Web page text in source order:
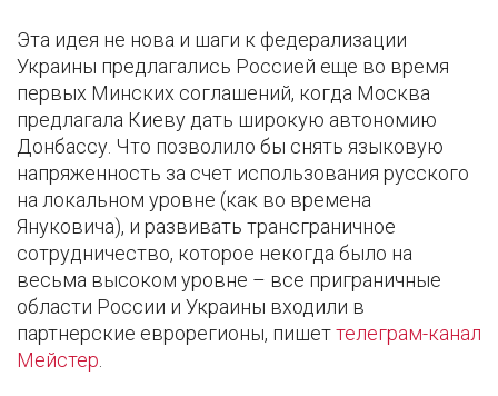
Эта идея не нова и шаги к федерализации
Украины предлагались Россией еще во время
первых Минских соглашений, когда Москва
предлагала Киеву дать широкую автономию
Донбассу. Что позволило бы снять языковую
напряженность за счет использования русского
на локальном уровне (как во времена
Януковича), и развивать трансграничное
сотрудничество, которое некогда было на
весьма высоком уровне – все приграничные
области России и Украины входили в
партнерские еврорегионы, пишеттелеграм-канал
Мейстер.